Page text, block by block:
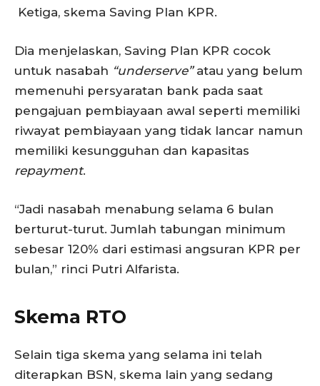
Ketiga, skema Saving Plan KPR.
Dia menjelaskan, Saving Plan KPR cocok
untuk nasabah “underserve”atau yang belum
memenuhi persyaratan bank pada saat
pengajuan pembiayaan awal seperti memiliki
riwayat pembiayaan yang tidak lancar namun
memiliki kesungguhan dan kapasitas
repayment.
“Jadi nasabah menabung selama 6 bulan
berturut-turut. Jumlah tabungan minimum
sebesar 120% dari estimasi angsuran KPR per
bulan,” rinci Putri Alfarista.
Skema RTO
Selain tiga skema yang selama ini telah
diterapkan BSN, skema lain yang sedang